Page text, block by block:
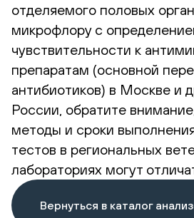
отделяемого половых
микрофлору с
чувствительности к
препаратам (основной
антибиотиков) в Москве и
России, обратите
методы и сроки
тестов в региональных
лабораториях могут
Вернуться в каталог